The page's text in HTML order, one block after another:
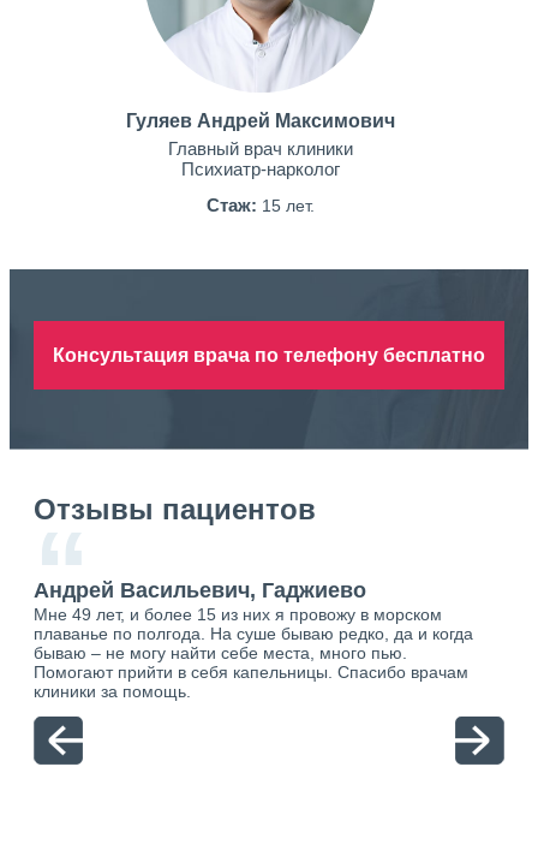
Гуляев Андрей Максимович
Главный врач клиники
Психиатр-нарколог
Стаж: 15 лет.
Консультация врача по телефону бесплатно
Отзывы пациентов
“
Андрей Васильевич, Гаджиево
Мне 49 лет, и более 15 из них я провожу в морском
плаванье по полгода. На суше бываю редко, да и когда
бываю – не могу найти себе места, много пью.
Помогают прийти в себя капельницы. Спасибо врачам
клиники за помощь.